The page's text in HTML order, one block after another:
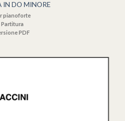
IN DO MINORE
pianoforte
Partitura
PDF